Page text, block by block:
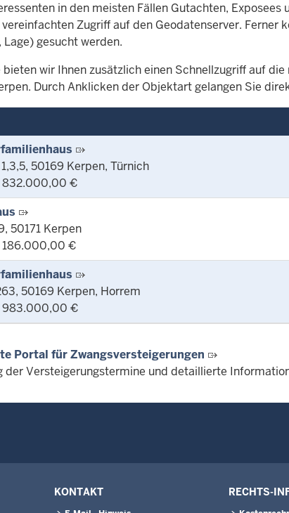
in den meisten Fällen Gutachten,
Zugriff auf den Geodatenserver. Ferner
gesucht werden.
wir Ihnen zusätzlich einen Schnellzugriff auf
Durch Anklicken der Objektart gelangen Sie
50169 Kerpen, Türnich
832.000,00 €
50171 Kerpen
186.000,00 €
50169 Kerpen, Horrem
983.000,00 €
Portal für Zwangsversteigerungen
der Versteigerungstermine und detaillierte
KONTAKT RECHTS-